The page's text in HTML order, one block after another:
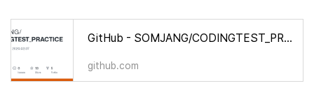
GitHub - SOMJANG/CODINGTEST_PRACTICE: 1일 1문제 since 2020.02.07
github.com